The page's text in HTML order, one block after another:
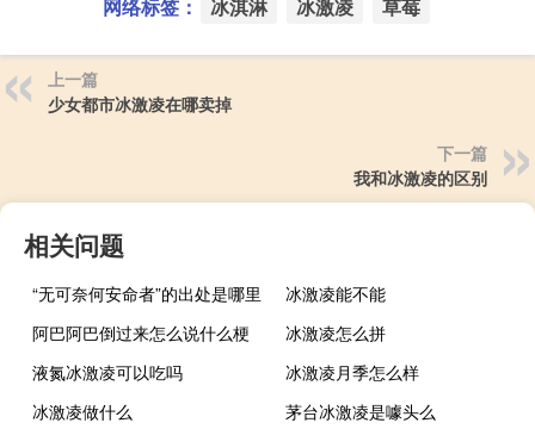
网络标签： 冰淇淋 冰激凌 草莓
上一篇
少女都市冰激凌在哪卖掉
下一篇
我和冰激凌的区别
相关问题
“无可奈何安命者”的出处是哪里
冰激凌能不能
阿巴阿巴倒过来怎么说什么梗
冰激凌怎么拼
液氮冰激凌可以吃吗
冰激凌月季怎么样
冰激凌做什么
茅台冰激凌是噱头么